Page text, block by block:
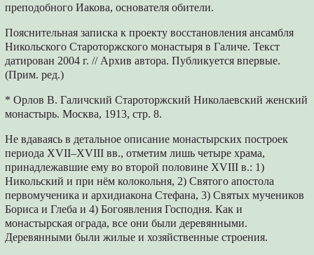
преподобного Иакова, основателя обители.
Пояснительная записка к проекту восстановления ансамбля
Никольского Староторжского монастыря в Галиче. Текст
датирован 2004 г. // Архив автора. Публикуется впервые.
(Прим. ред.)
* Орлов В. Галичский Староторжский Николаевский женский
монастырь. Москва, 1913, стр. 8.
Не вдаваясь в детальное описание монастырских построек
периода XVII–XVIII вв., отметим лишь четыре храма,
принадлежавшие ему во второй половине XVIII в.: 1)
Никольский и при нём колокольня, 2) Святого апостола
первомученика и архидиакона Стефана, 3) Святых мучеников
Бориса и Глеба и 4) Богоявления Господня. Как и
монастырская ограда, все они были деревянными.
Деревянными были жилые и хозяйственные строения.